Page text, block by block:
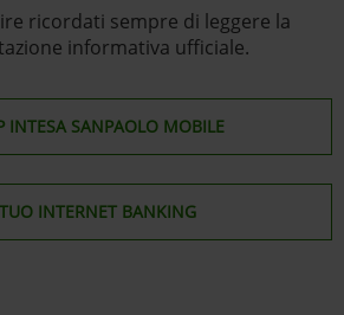
ricordati sempre di leggere la
informativa ufficiale.
INTESA SANPAOLO MOBILE
INTERNET BANKING